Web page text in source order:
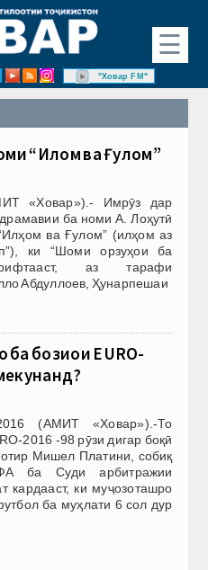
☰
"Ховар FM"
“Илҳом ва Ғулом”
«Ховар»).- Имрӯз дар
ба номи А. Лоҳутӣ
ва Ғулом” (илҳом аз
ки “Шоми орзуҳои ба
аз тарафи
Абдуллоев, Ҳунарпешаи
бозиҳои EURO-
(АМИТ «Ховар»).-То
2016 -98 рӯзи дигар боқӣ
Мишел Платини, собиқ
ба Суди арбитражии
кардааст, ки муҷозоташро
ба муҳлати 6 сол дур